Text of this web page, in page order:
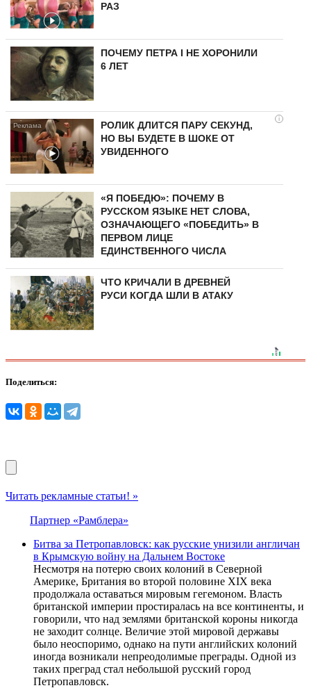
РАЗ
ПОЧЕМУ ПЕТРА I НЕ ХОРОНИЛИ
6 ЛЕТ
i
РОЛИК ДЛИТСЯ ПАРУ СЕКУНД,
НО ВЫ БУДЕТЕ В ШОКЕ ОТ
УВИДЕННОГО
«Я ПОБЕДЮ»: ПОЧЕМУ В
РУССКОМ ЯЗЫКЕ НЕТ СЛОВА,
ОЗНАЧАЮЩЕГО «ПОБЕДИТЬ» В
ПЕРВОМ ЛИЦЕ
ЕДИНСТВЕННОГО ЧИСЛА
ЧТО КРИЧАЛИ В ДРЕВНЕЙ
РУСИ КОГДА ШЛИ В АТАКУ
Поделиться:
Читать рекламные статьи! »
Партнер «Рамблера»
Битва за Петропавловск: как русские унизили англичан
в Крымскую войну на Дальнем Востоке
Несмотря на потерю своих колоний в Северной
Америке, Британия во второй половине XIX века
продолжала оставаться мировым гегемоном. Власть
британской империи простиралась на все континенты, и
говорили, что над землями британской короны никогда
не заходит солнце. Величие этой мировой державы
было неоспоримо, однако на пути английских колоний
иногда возникали непреодолимые преграды. Одной из
таких преград стал небольшой русский город
Петропавловск.